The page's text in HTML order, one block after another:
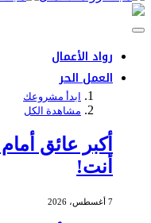
رواد الأعمال
العمل الحر
ابدأ مشروعك
مشاهدة الكل
أكبر عائق
أنت!
7 أغسطس، 2026